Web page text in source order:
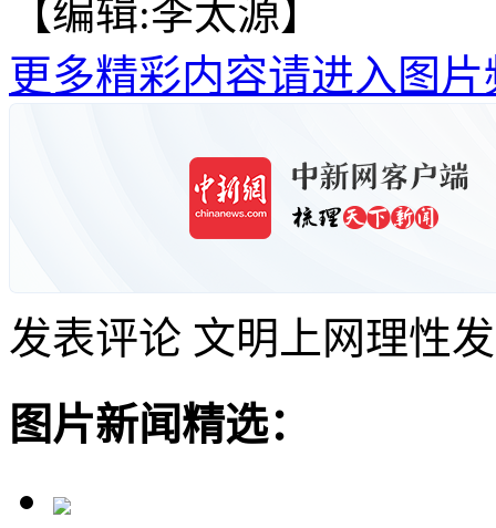
【编辑:李太源】
更多精彩内容请进入图片
发表评论 文明上网理性
图片新闻精选：